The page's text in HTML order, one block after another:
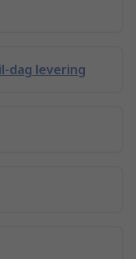
dag levering